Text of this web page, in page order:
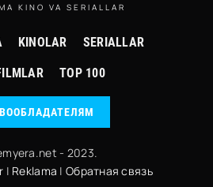
KINO VA SERIALLAR
KINOLAR SERIALLAR
TOP 100
- 2023.
| Reklama | Обратная связь